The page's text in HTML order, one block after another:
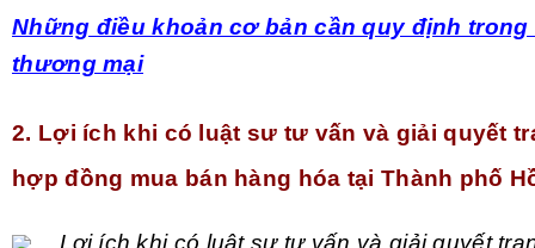
Những điều khoản cơ bản cần quy định
thương mại
2. Lợi ích khi có luật sư tư vấn và giải quyết
hợp đồng mua bán hàng hóa tại Thành phố
Lợi ích khi có luật sư tư vấn và giải quyết